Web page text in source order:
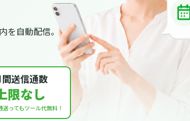
を自動配信。
間送信通数
限なし
ってもツール代無料！